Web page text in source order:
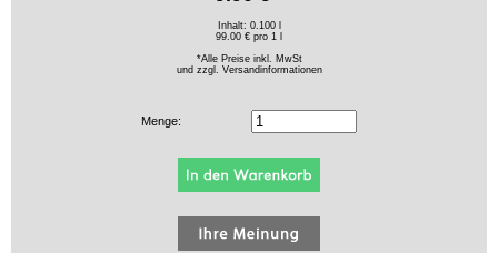
Inhalt: 0.100 l
99.00 € pro 1 l
*Alle Preise inkl. MwSt
und zzgl. Versandinformationen
Menge: